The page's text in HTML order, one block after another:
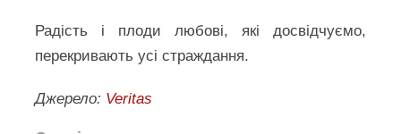
Радість і плоди любові, які досвідчуємо,
перекривають усі страждання.
Джерело: Veritas